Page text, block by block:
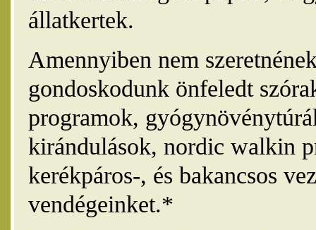
állatkertek.
Amennyiben nem
gondoskodunk önfeledt
programok,
kirándulások, nordic walkin
kerékpáros-, és bakancsos
vendégeinket.*